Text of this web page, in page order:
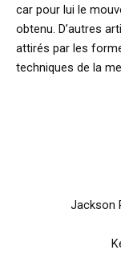
car pour lui le
obtenu. D’autres
attirés par les
techniques de la
Jackson